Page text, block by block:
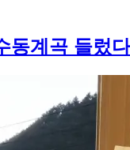
동계곡 들렀